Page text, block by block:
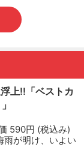
上!!「ベストカ
590円 (税込み)
が明け、いよい